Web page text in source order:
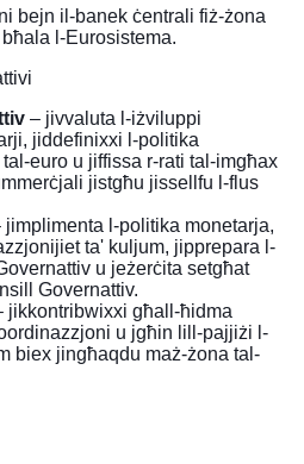
bejn il-banek ċentrali fiż-żona
l-Eurosistema.
– jivvaluta l-iżviluppi
jiddefinixxi l-politika
euro u jiffissa r-rati tal-imgħax
jistgħu jissellfu l-flus
jimplimenta l-politika monetarja,
ta' kuljum, jipprepara l-
u jeżerċita setgħat
Governattiv.
jikkontribwixxi għall-ħidma
u jgħin lill-pajjiżi l-
biex jingħaqdu maż-żona tal-